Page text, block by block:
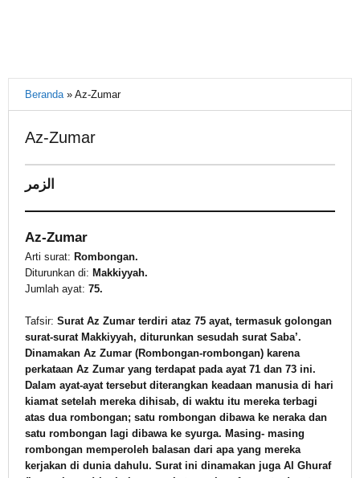
Beranda» Az-Zumar
Az-Zumar
14
2021
Warkasa
1919
الزمر
Az-Zumar
Arti surat: Rombongan.
Diturunkan di: Makkiyyah.
Jumlah ayat: 75.
Tafsir: Surat Az Zumar terdiri ataz 75 ayat, termasuk golongan
surat-surat Makkiyyah, diturunkan sesudah surat Saba’.
Dinamakan Az Zumar (Rombongan-rombongan) karena
perkataan Az Zumar yang terdapat pada ayat 71 dan 73 ini.
Dalam ayat-ayat tersebut diterangkan keadaan manusia di hari
kiamat setelah mereka dihisab, di waktu itu mereka terbagi
atas dua rombongan; satu rombongan dibawa ke neraka dan
satu rombongan lagi dibawa ke syurga. Masing- masing
rombongan memperoleh balasan dari apa yang mereka
kerjakan di dunia dahulu. Surat ini dinamakan juga Al Ghuraf